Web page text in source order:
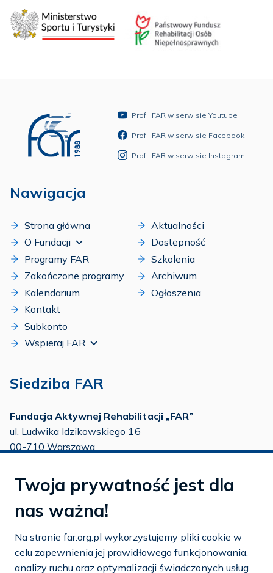
Profil FAR w serwisie Youtube
Profil FAR w serwisie Facebook
Profil FAR w serwisie Instagram
Nawigacja
Strona główna
O Fundacji
Programy FAR
Zakończone programy
Kalendarium
Kontakt
Subkonto
Wspieraj FAR
Aktualności
Dostępność
Szkolenia
Archiwum
Ogłoszenia
Siedziba FAR
Fundacja Aktywnej Rehabilitacji „FAR”
ul. Ludwika Idzikowskiego 16
00-710 Warszawa
tel.:22 651 88 03
22 858 26 39
tel.:22 642 22 91
e-mail:info@far.org.pl
Twoja prywatność jest dla
nas ważna!
Na stronie far.org.pl wykorzystujemy pliki cookie w
celu zapewnienia jej prawidłowego funkcjonowania,
analizy ruchu oraz optymalizacji świadczonych usług.